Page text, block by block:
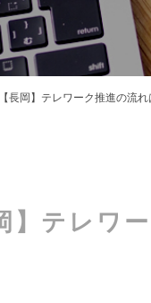
【長岡】テレワーク推進の流
】テレワ